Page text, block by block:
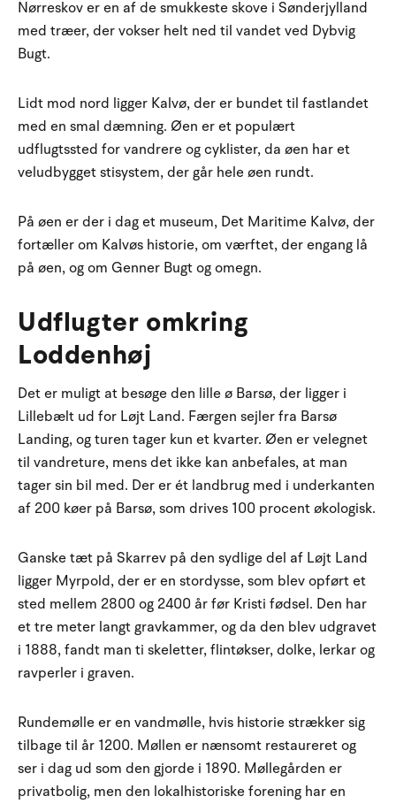
Nørreskov er en af de smukkeste skove i Sønderjylland
med træer, der vokser helt ned til vandet ved Dybvig
Bugt.
Lidt mod nord ligger Kalvø, der er bundet til fastlandet
med en smal dæmning. Øen er et populært
udflugtssted for vandrere og cyklister, da øen har et
veludbygget stisystem, der går hele øen rundt.
På øen er der i dag et museum, Det Maritime Kalvø, der
fortæller om Kalvøs historie, om værftet, der engang lå
på øen, og om Genner Bugt og omegn.
Udflugter omkring
Loddenhøj
Det er muligt at besøge den lille ø Barsø, der ligger i
Lillebælt ud for Løjt Land. Færgen sejler fra Barsø
Landing, og turen tager kun et kvarter. Øen er velegnet
til vandreture, mens det ikke kan anbefales, at man
tager sin bil med. Der er ét landbrug med i underkanten
af 200 køer på Barsø, som drives 100 procent økologisk.
Ganske tæt på Skarrev på den sydlige del af Løjt Land
ligger Myrpold, der er en stordysse, som blev opført et
sted mellem 2800 og 2400 år før Kristi fødsel. Den har
et tre meter langt gravkammer, og da den blev udgravet
i 1888, fandt man ti skeletter, flintøkser, dolke, lerkar og
ravperler i graven.
Rundemølle er en vandmølle, hvis historie strækker sig
tilbage til år 1200. Møllen er nænsomt restaureret og
ser i dag ud som den gjorde i 1890. Møllegården er
privatbolig, men den lokalhistoriske forening har en